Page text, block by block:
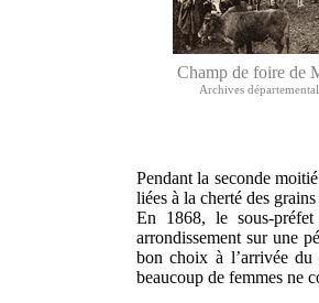
Champ de foire de
Archives
Pendant la seconde
liées à la cherté des grains
En 1868, le sous-
arrondissement sur une
bon choix à l’arrivée
beaucoup de femmes ne